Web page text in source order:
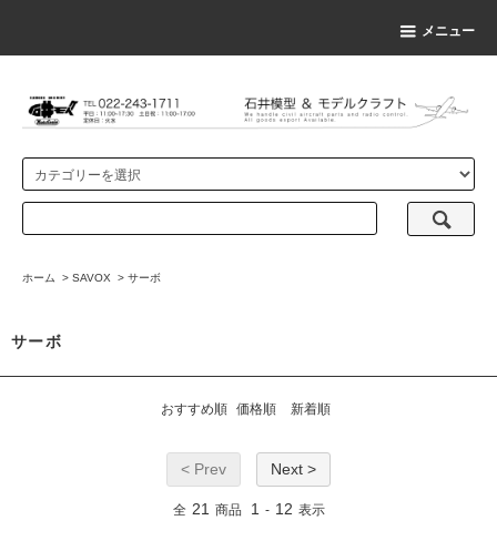
メニュー
ホーム > SAVOX > サーボ
サーボ
おすすめ順 価格順 新着順
< Prev Next >
全 21 商品 1 - 12 表示